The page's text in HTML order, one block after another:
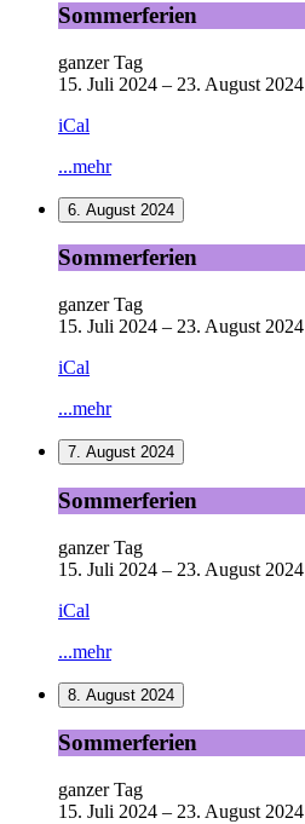
Sommerferien
Sommerferien
ganzer Tag
15. Juli 2024 – 23. August 2024
iCal
...mehr
6. August 2024
Sommerferien
Sommerferien
ganzer Tag
15. Juli 2024 – 23. August 2024
iCal
...mehr
7. August 2024
Sommerferien
Sommerferien
ganzer Tag
15. Juli 2024 – 23. August 2024
iCal
...mehr
8. August 2024
Sommerferien
Sommerferien
ganzer Tag
15. Juli 2024 – 23. August 2024